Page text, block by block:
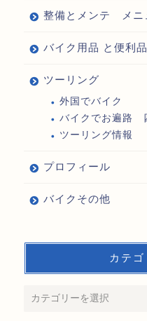
整備とメンテ メニ
バイク用品 と便利品
ツーリング
外国でバイク
バイクでお遍路
ツーリング情報
プロフィール
バイクその他
カテゴ